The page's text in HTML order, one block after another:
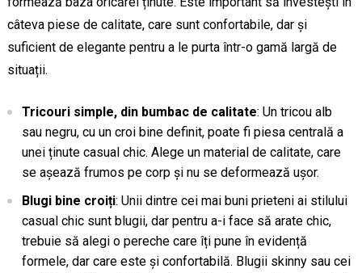
câteva piese de calitate, care sunt confortabile, dar și
suficient de elegante pentru a le purta într-o gamă largă de
situații.
Tricouri simple, din bumbac de calitate: Un tricou alb
sau negru, cu un croi bine definit, poate fi piesa centrală a
unei ținute casual chic. Alege un material de calitate, care
se așează frumos pe corp și nu se deformează ușor.
Blugi bine croiți: Unii dintre cei mai buni prieteni ai stilului
casual chic sunt blugii, dar pentru a-i face să arate chic,
trebuie să alegi o pereche care îți pune în evidență
formele, dar care este și confortabilă. Blugii skinny sau cei